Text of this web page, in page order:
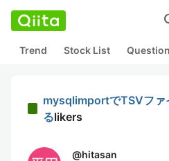
Trend Stock List Question
mysqlimportでTSVファ
るlikers
@hitasan